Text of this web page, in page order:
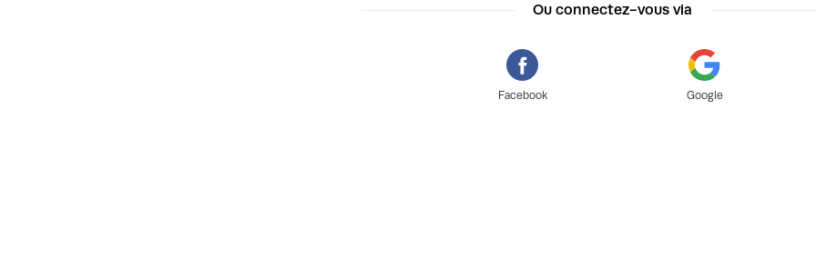
Ou connectez-vous via
Facebook Google